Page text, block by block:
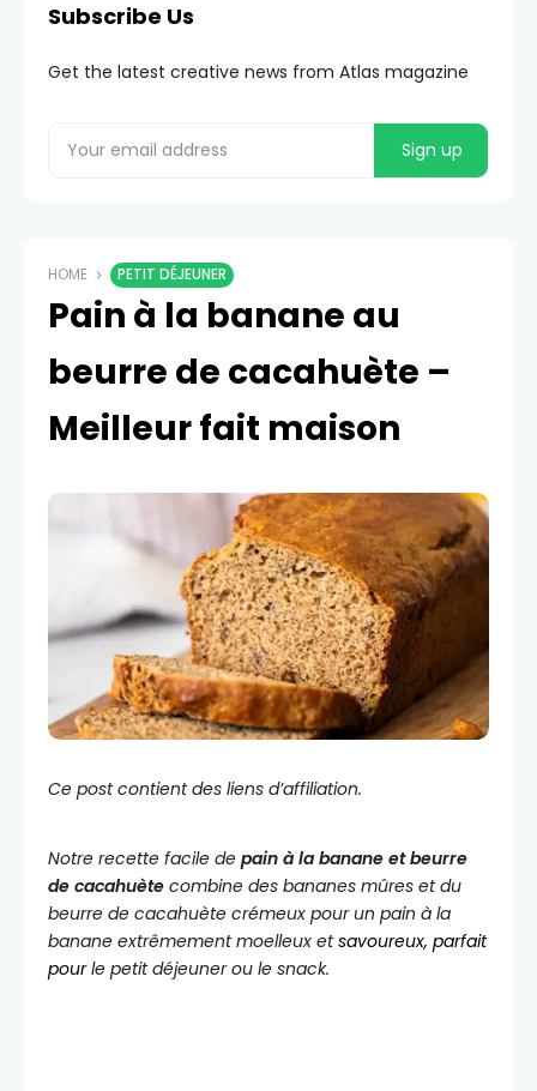
Subscribe Us
Get the latest creative news from Atlas magazine
HOME PETIT DÉJEUNER
Pain à la banane au
beurre de cacahuète –
Meilleur fait maison
Ce post contient des liens d’affiliation.
Notre recette facile de pain à la banane et beurre
de cacahuète combine des bananes mûres et du
beurre de cacahuète crémeux pour un pain à la
banane extrêmement moelleux etsavoureux, parfait
pourle petit déjeuner ou le snack.